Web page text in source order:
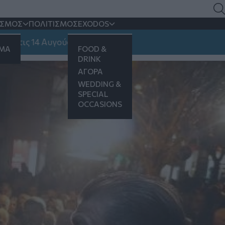
ΠΟΛΙΤΙΣΜΟΣEXODOS
FOOD &
DRINK
ΑΓΟΡΑ
WEDDING &
SPECIAL
OCCASIONS
Αυγούστου
κεντρικό δήμο